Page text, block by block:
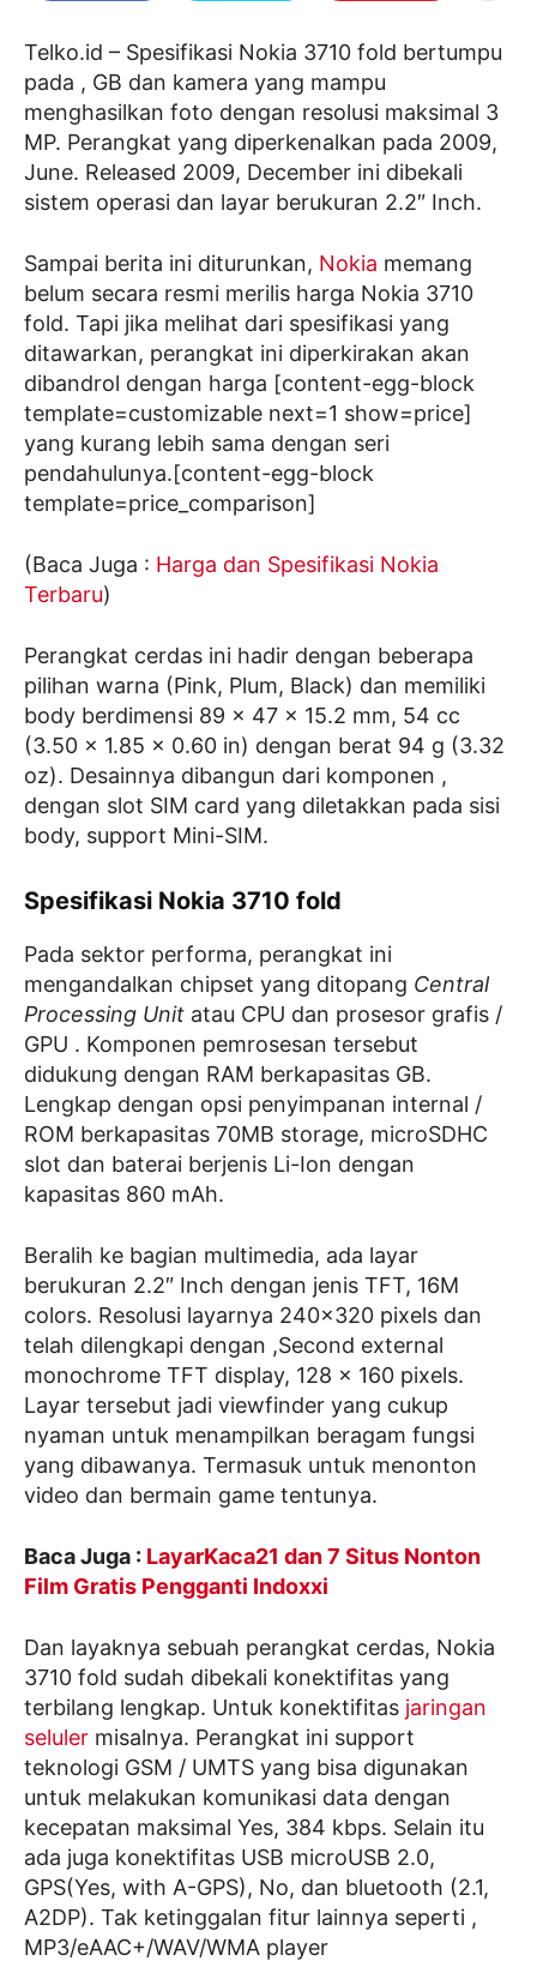
Telko.id – Spesifikasi Nokia 3710 fold bertumpu
pada , GB dan kamera yang mampu
menghasilkan foto dengan resolusi maksimal 3
MP. Perangkat yang diperkenalkan pada 2009,
June. Released 2009, December ini dibekali
sistem operasi dan layar berukuran 2.2″ Inch.
Sampai berita ini diturunkan, Nokia memang
belum secara resmi merilis harga Nokia 3710
fold. Tapi jika melihat dari spesifikasi yang
ditawarkan, perangkat ini diperkirakan akan
dibandrol dengan harga [content-egg-block
template=customizable next=1 show=price]
yang kurang lebih sama dengan seri
pendahulunya.[content-egg-block
template=price_comparison]
(Baca Juga : Harga dan Spesifikasi Nokia
Terbaru)
Perangkat cerdas ini hadir dengan beberapa
pilihan warna (Pink, Plum, Black) dan memiliki
body berdimensi 89 x 47 x 15.2 mm, 54 cc
(3.50 x 1.85 x 0.60 in) dengan berat 94 g (3.32
oz). Desainnya dibangun dari komponen ,
dengan slot SIM card yang diletakkan pada sisi
body, support Mini-SIM.
Spesifikasi Nokia 3710 fold
Pada sektor performa, perangkat ini
mengandalkan chipset yang ditopang Central
Processing Unit atau CPU dan prosesor grafis /
GPU . Komponen pemrosesan tersebut
didukung dengan RAM berkapasitas GB.
Lengkap dengan opsi penyimpanan internal /
ROM berkapasitas 70MB storage, microSDHC
slot dan baterai berjenis Li-Ion dengan
kapasitas 860 mAh.
Beralih ke bagian multimedia, ada layar
berukuran 2.2″ Inch dengan jenis TFT, 16M
colors. Resolusi layarnya 240×320 pixels dan
telah dilengkapi dengan ,Second external
monochrome TFT display, 128 x 160 pixels.
Layar tersebut jadi viewfinder yang cukup
nyaman untuk menampilkan beragam fungsi
yang dibawanya. Termasuk untuk menonton
video dan bermain game tentunya.
Baca Juga : LayarKaca21 dan 7 Situs Nonton
Film Gratis Pengganti Indoxxi
Dan layaknya sebuah perangkat cerdas, Nokia
3710 fold sudah dibekali konektifitas yang
terbilang lengkap. Untuk konektifitas jaringan
seluler misalnya. Perangkat ini support
teknologi GSM / UMTS yang bisa digunakan
untuk melakukan komunikasi data dengan
kecepatan maksimal Yes, 384 kbps. Selain itu
ada juga konektifitas USB microUSB 2.0,
GPS(Yes, with A-GPS), No, dan bluetooth (2.1,
A2DP). Tak ketinggalan fitur lainnya seperti ,
MP3/eAAC+/WAV/WMA player